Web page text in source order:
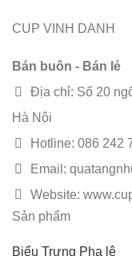
CUP VINH DANH
Bán buôn - Bán lẻ
Địa chỉ: Số 20
Hà Nội
Hotline: 086 242
Email:
Website:
Sản phẩm
Biểu Trưng Pha lê